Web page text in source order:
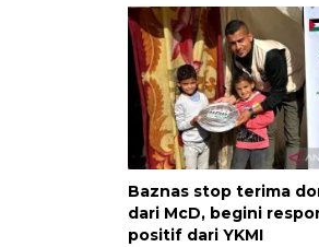
Baznas stop terima
dari McD, begini
positif dari YKMI